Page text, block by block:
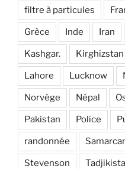
filtre à particules
Grèce Inde Iran
Kashgar. Kirghizstan
Lahore Lucknow
Norvège Népal
Pakistan Police
randonnée
Stevenson